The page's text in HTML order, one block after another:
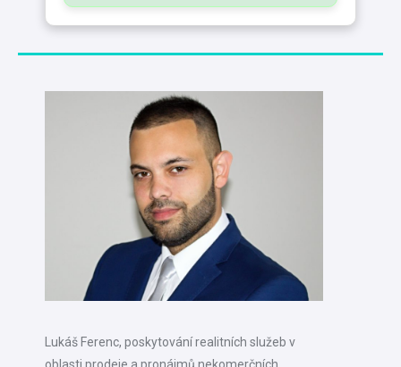
Lukáš Ferenc, poskytování realitních služeb v
oblasti prodeje a pronájmů nekomerčních